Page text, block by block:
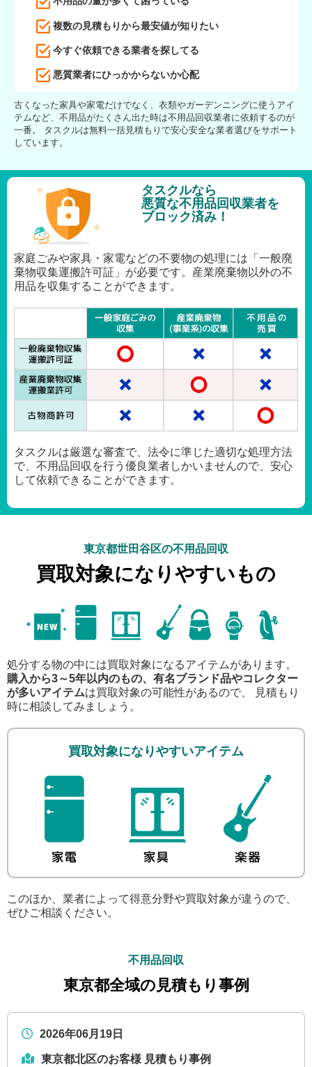
複数の見積もりから最安値が知りたい
今すぐ依頼できる業者を探してる
悪質業者にひっかからないか心配
古くなった家具や家電だけでなく、衣類やガーデンニングに使うアイ
テムなど、不用品がたくさん出た時は不用品回収業者に依頼するのが
一番。 タスクルは無料一括見積もりで安心安全な業者選びをサポート
しています。
タスクルなら
悪質な不用品回収業者を
ブロック済み！
家庭ごみや家具・家電などの不要物の処理には「一般廃
棄物収集運搬許可証」が必要です。産業廃棄物以外の不
用品を収集することができます。
タスクルは厳選な審査で、法令に準じた適切な処理方法
で、不用品回収を行う優良業者しかいませんので、安心
して依頼できることができます。
東京都世田谷区の不用品回収
買取対象になりやすいもの
処分する物の中には買取対象になるアイテムがあります。
購入から3～5年以内のもの、有名ブランド品やコレクター
が多いアイテムは買取対象の可能性があるので、 見積もり
時に相談してみましょう。
買取対象になりやすいアイテム
このほか、業者によって得意分野や買取対象が違うので、
ぜひご相談ください。
不用品回収
東京都全域の見積もり事例
2026年06月19日
東京都北区のお客様 見積もり事例